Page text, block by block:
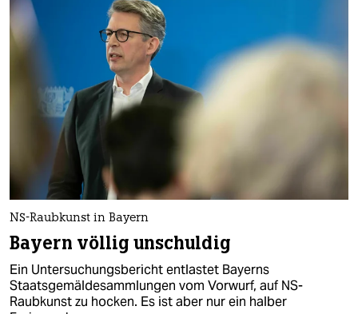
NS-Raubkunst in Bayern
Bayern völlig unschuldig
Ein Untersuchungsbericht entlastet Bayerns
Staatsgemäldesammlungen vom Vorwurf, auf NS-
Raubkunst zu hocken. Es ist aber nur ein halber